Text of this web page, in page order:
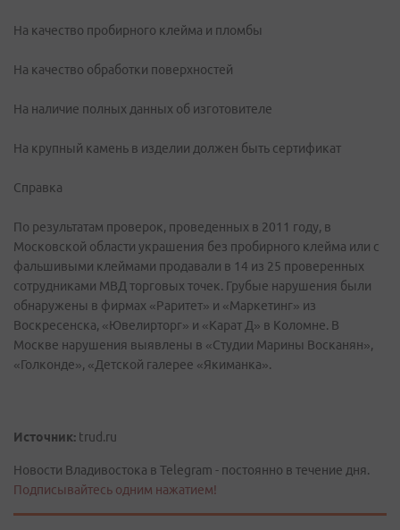
На качество пробирного клейма и пломбы
На качество обработки поверхностей
На наличие полных данных об изготовителе
На крупный камень в изделии должен быть сертификат
Справка
По результатам проверок, проведенных в 2011 году, в
Московской области украшения без пробирного клейма или с
фальшивыми клеймами продавали в 14 из 25 проверенных
сотрудниками МВД торговых точек. Грубые нарушения были
обнаружены в фирмах «Раритет» и «Маркетинг» из
Воскресенска, «Ювелирторг» и «Карат Д» в Коломне. В
Москве нарушения выявлены в «Студии Марины Восканян»,
«Голконде», «Детской галерее «Якиманка».
Источник: trud.ru
Новости Владивостока в Telegram - постоянно в течение дня.
Подписывайтесь одним нажатием!